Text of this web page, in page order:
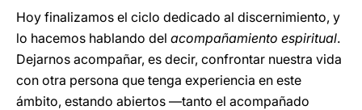
Hoy finalizamos el ciclo dedicado al discernimiento, y
lo hacemos hablando del acompañamiento espiritual.
Dejarnos acompañar, es decir, confrontar nuestra vida
con otra persona que tenga experiencia en este
ámbito, estando abiertos —tanto el acompañado